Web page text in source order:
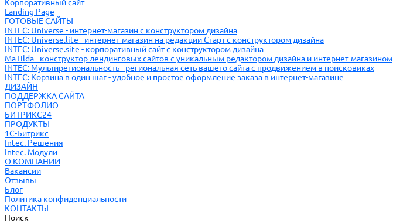
Корпоративный сайт
Landing Page
ГОТОВЫЕ САЙТЫ
INTEC: Universe - интернет-магазин с конструктором дизайна
INTEC: Universe.lite - интернет-магазин на редакции Старт с конструктором дизайна
INTEC: Universe.site - корпоративный сайт с конструктором дизайна
MaTilda - конструктор лендинговых сайтов с уникальным редактором дизайна и интернет-магазином
INTEC: Мультирегиональность - региональная сеть вашего сайта с продвижением в поисковиках
INTEC: Корзина в один шаг - удобное и простое оформление заказа в интернет-магазине
ДИЗАЙН
ПОДДЕРЖКА САЙТА
ПОРТФОЛИО
БИТРИКС24
ПРОДУКТЫ
1С-Битрикс
Intec. Решения
Intec. Модули
О КОМПАНИИ
Вакансии
Отзывы
Блог
Политика конфиденциальности
КОНТАКТЫ
Поиск